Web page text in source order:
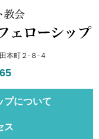
本町２-８-４
プについて
ス